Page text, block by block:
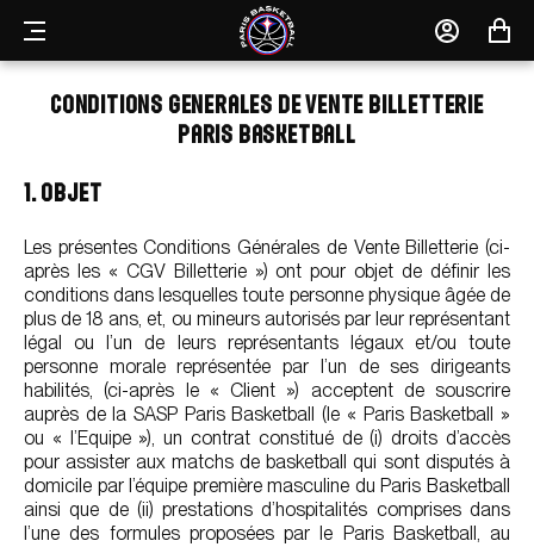
MENU
MON
MON
CONDITIONS GENERALES DE VENTE BILLETTERIE
PARIS BASKETBALL
1. OBJET
Les présentes Conditions Générales de Vente Billetterie (ci-
après les « CGV Billetterie ») ont pour objet de définir les
conditions dans lesquelles toute personne physique âgée de
plus de 18 ans, et, ou mineurs autorisés par leur représentant
légal ou l’un de leurs représentants légaux et/ou toute
personne morale représentée par l’un de ses dirigeants
habilités, (ci-après le « Client ») acceptent de souscrire
auprès de la SASP Paris Basketball (le « Paris Basketball »
ou « l’Equipe »), un contrat constitué de (i) droits d’accès
pour assister aux matchs de basketball qui sont disputés à
domicile par l’équipe première masculine du Paris Basketball
ainsi que de (ii) prestations d’hospitalités comprises dans
l’une des formules proposées par le Paris Basketball, au